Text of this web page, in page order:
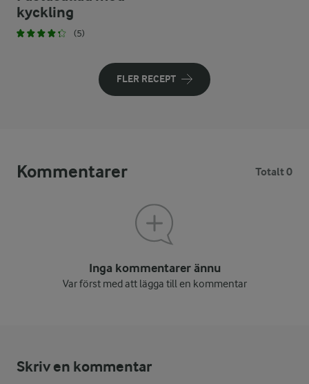
kyckling
(5)
FLER RECEPT
Kommentarer Totalt 0
Inga kommentarer ännu
Var först med att lägga till en kommentar
Skriv en kommentar